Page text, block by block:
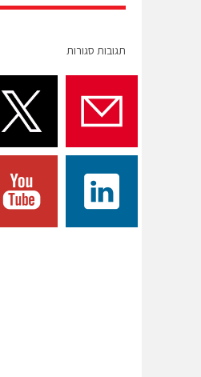
תגובות סגורות